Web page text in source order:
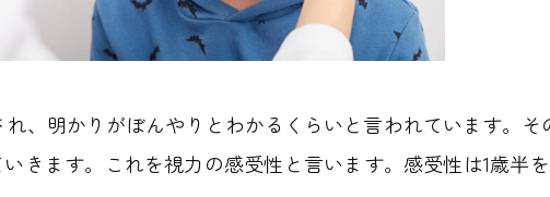
、明かりがぼんやりとわかるくらいと言われています。そ
きます。これを視力の感受性と言います。感受性は1歳半